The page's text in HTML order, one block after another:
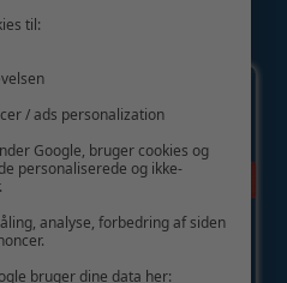
ET GAVEKORT!
til:
/ ads personalization
Google, bruger cookies og
personaliserede og ikke-
analyse, forbedring af siden
bruger dine data her: